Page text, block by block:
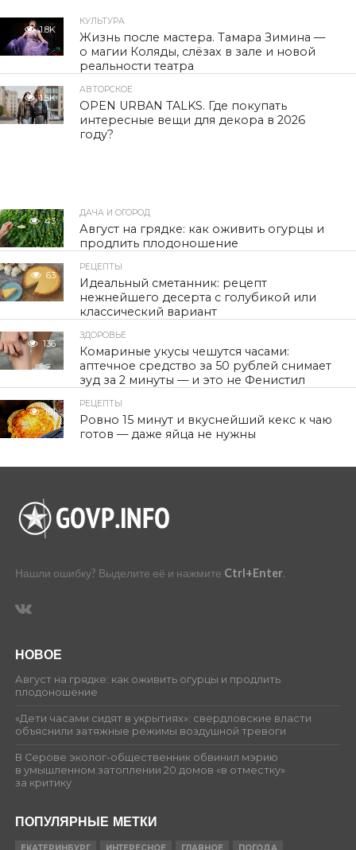
1.8K
КУЛЬТУРА
Жизнь после мастера. Тамара Зимина —
о магии Коляды, слёзах в зале и новой
реальности театра
1.5K
АВТОРСКОЕ
OPEN URBAN TALKS. Где покупать
интересные вещи для декора в 2026
году?
43
ДАЧА И ОГОРОД
Август на грядке: как оживить огурцы и
продлить плодоношение
63
РЕЦЕПТЫ
Идеальный сметанник: рецепт
нежнейшего десерта с голубикой или
классический вариант
136
ЗДОРОВЬЕ
Комариные укусы чешутся часами:
аптечное средство за 50 рублей снимает
зуд за 2 минуты — и это не Фенистил
101
РЕЦЕПТЫ
Ровно 15 минут и вкуснейший кекс к чаю
готов — даже яйца не нужны
Нашли ошибку? Выделите её и нажмите Ctrl+Enter.
НОВОЕ
Август на грядке: как оживить огурцы и продлить
плодоношение
«Дети часами сидят в укрытиях»: свердловские власти
объяснили затяжные режимы воздушной тревоги
В Серове эколог-общественник обвинил мэрию
в умышленном затоплении 20 домов «в отместку»
за критику
ПОПУЛЯРНЫЕ МЕТКИ
ЕКАТЕРИНБУРГ ИНТЕРЕСНОЕ ГЛАВНОЕ ПОГОДА